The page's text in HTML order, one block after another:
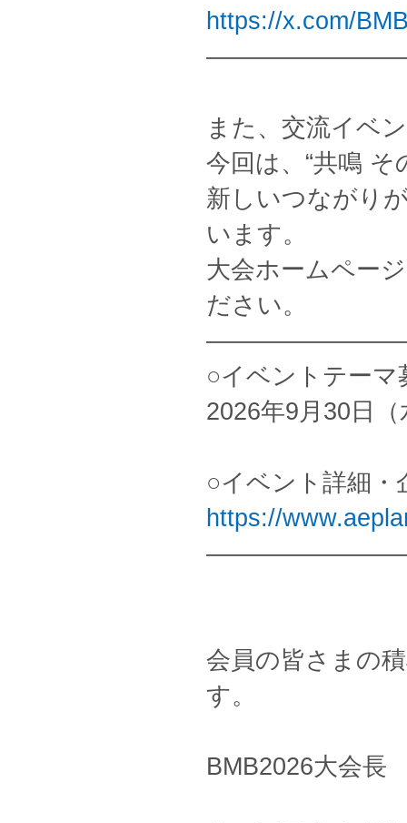
https://x.com/
また、交流イベ
今回は、“共鳴
新しいつながり
います。
大会ホームペー
ださい。
○イベントテーマ
2026年9月30日
○イベント詳細・
https://
会員の皆さまの
す。
BMB2026大会長